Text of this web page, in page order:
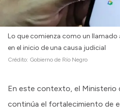
Lo que comienza como un
en el inicio de una causa judicial
Crédito: Gobierno de Río Negro
En este contexto, el Ministerio
continúa el fortalecimiento de